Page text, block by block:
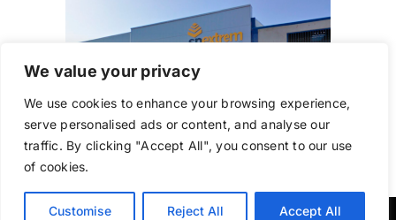
We value your privacy
We use cookies to enhance your browsing experience,
serve personalised ads or content, and analyse our
traffic. By clicking "Accept All", you consent to our use
of cookies.
Customise Reject All Accept All